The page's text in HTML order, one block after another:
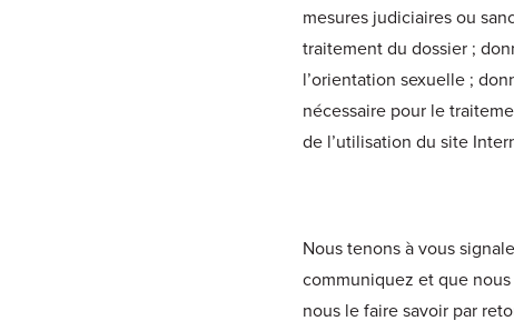
mesures judiciaires ou
traitement du dossier ;
l’orientation sexuelle ;
nécessaire pour le
de l’utilisation du site
Nous tenons à vous
communiquez et que
nous le faire savoir par